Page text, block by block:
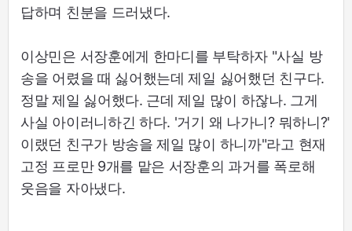
답하며 친분을 드러냈다.
이상민은 서장훈에게 한마디를 부탁하자 "사실 방
송을 어렸을 때 싫어했는데 제일 싫어했던 친구다.
정말 제일 싫어했다. 근데 제일 많이 하잖나. 그게
사실 아이러니하긴 하다. '거기 왜 나가니? 뭐하니?'
이랬던 친구가 방송을 제일 많이 하니까"라고 현재
고정 프로만 9개를 맡은 서장훈의 과거를 폭로해
웃음을 자아냈다.